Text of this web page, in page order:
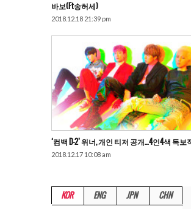
바보(ft송허세)
2018.12.18 21:39 pm
‘컴백 D-2’ 위너, 개인 티저 공개…4인4색 독보
2018.12.17 10:08 am
KOR ENG JPN CHN